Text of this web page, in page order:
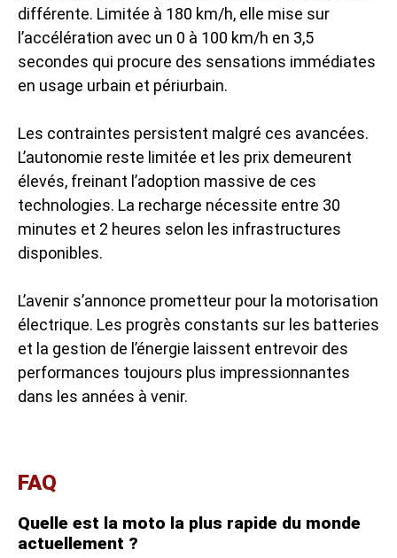
différente. Limitée à 180 km/h, elle mise sur
l’accélération avec un 0 à 100 km/h en 3,5
secondes qui procure des sensations immédiates
en usage urbain et périurbain.
Les contraintes persistent malgré ces avancées.
L’autonomie reste limitée et les prix demeurent
élevés, freinant l’adoption massive de ces
technologies. La recharge nécessite entre 30
minutes et 2 heures selon les infrastructures
disponibles.
L’avenir s’annonce prometteur pour la motorisation
électrique. Les progrès constants sur les batteries
et la gestion de l’énergie laissent entrevoir des
performances toujours plus impressionnantes
dans les années à venir.
FAQ
Quelle est la moto la plus rapide du monde
actuellement ?